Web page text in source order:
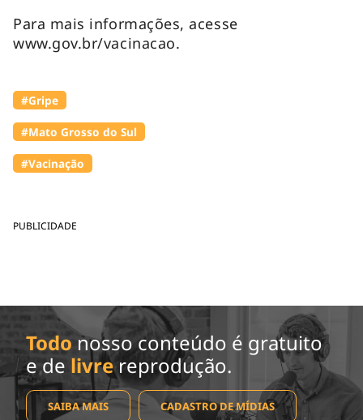
PUBLICIDADE
Para mais informações, acesse
www.gov.br/vacinacao.
#Gripe
#Mato Grosso do Sul
#Vacinação
Todo nosso conteúdo é gratuito
e de livrereprodução.
SAIBA MAIS CADASTRO DE MÍDIAS